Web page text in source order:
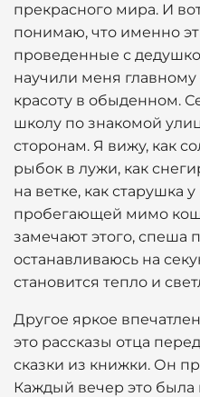
прекрасного мира. И
понимаю, что именно
проведенные с
научили меня
красоту в обыденном.
школу по знакомой
сторонам. Я вижу, как
рыбок в лужи, как
на ветке, как старушка
пробегающей мимо
замечают этого, спеша
останавливаюсь на
становится тепло и
Другое яркое
это рассказы отца
сказки из книжки. Он
Каждый вечер это была